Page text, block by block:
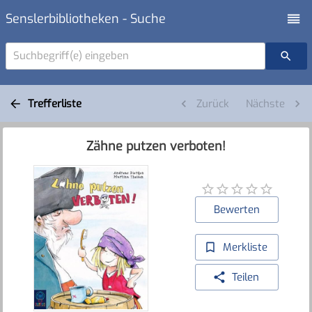
Senslerbibliotheken - Suche
Suchbegriff(e) eingeben
Trefferliste Zurück Nächste
Zähne putzen verboten!
Bewerten
Merkliste
Teilen